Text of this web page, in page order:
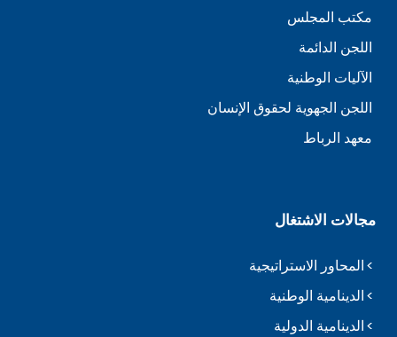
مكتب المجلس
اللجن الدائمة
الآليات الوطنية
اللجن الجهوية لحقوق الإنسان
معهد الرباط
مجالات الاشتغال
المحاور الاستراتيجية
الدينامية الوطنية
الدينامية الدولية